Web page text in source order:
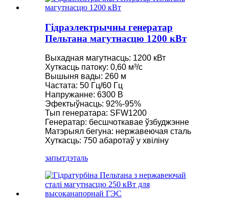
Гідраэлектрычны генератар
Пельтана магутнасцю 1200 кВт
Выхадная магутнасць: 1200 кВт
Хуткасць патоку: 0,60 м³/с
Вышыня вады: 260 м
Частата: 50 Гц/60 Гц
Напружанне: 6300 В
Эфектыўнасць: 92%-95%
Тып генератара: SFW1200
Генератар: бесшчоткавае ўзбуджэнне
Матэрыял бегуна: нержавеючая сталь
Хуткасць: 750 абаротаў у хвіліну
запытдэталь